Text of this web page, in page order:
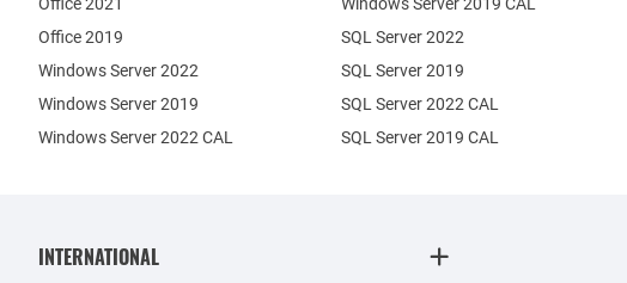
Office 2019
Windows Server 2022
Windows Server 2019
SQL Server 2022
SQL Server 2019
Windows Server 2022 CAL
SQL Server 2022 CAL
SQL Server 2019 CAL
INTERNATIONAL